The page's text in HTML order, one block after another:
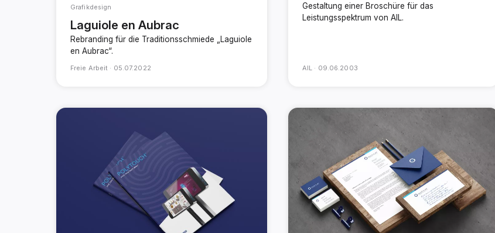
Grafikdesign
Laguiole en Aubrac
Rebranding für die Traditionsschmiede „Laguiole
en Aubrac“.
Freie Arbeit · 05.07.2022
Gestaltung einer Broschüre für das
Leistungsspektrum von AIL.
AIL · 09.06.2003